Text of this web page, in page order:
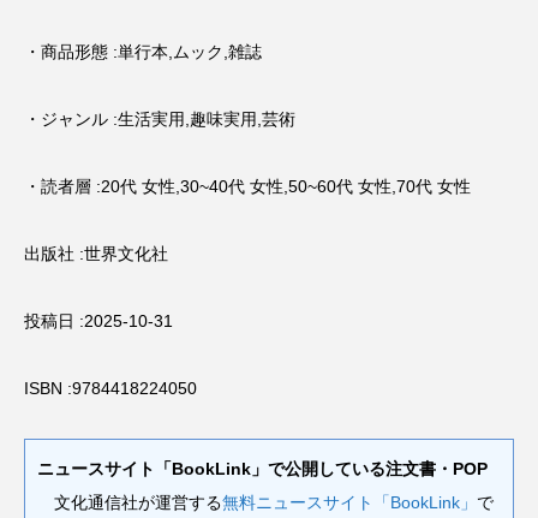
・商品形態 :単行本,ムック,雑誌
・ジャンル :生活実用,趣味実用,芸術
・読者層 :20代 女性,30~40代 女性,50~60代 女性,70代 女性
出版社 :世界文化社
投稿日 :2025-10-31
ISBN :9784418224050
ニュースサイト「BookLink」で公開している注文書・POP
文化通信社が運営する無料ニュースサイト「BookLink」 で